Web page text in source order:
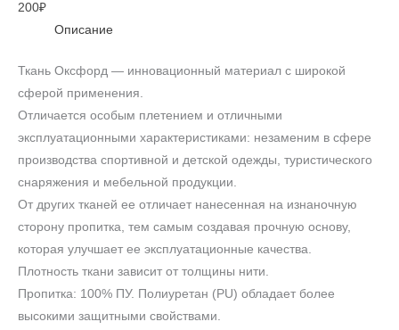
200₽
Описание
Ткань Оксфорд — инновационный материал с широкой
сферой применения.
Отличается особым плетением и отличными
эксплуатационными характеристиками: незаменим в сфере
производства спортивной и детской одежды, туристического
снаряжения и мебельной продукции.
От других тканей ее отличает нанесенная на изнаночную
сторону пропитка, тем самым создавая прочную основу,
которая улучшает ее эксплуатационные качества.
Плотность ткани зависит от толщины нити.
Пропитка: 100% ПУ. Полиуретан (PU) обладает более
высокими защитными свойствами.